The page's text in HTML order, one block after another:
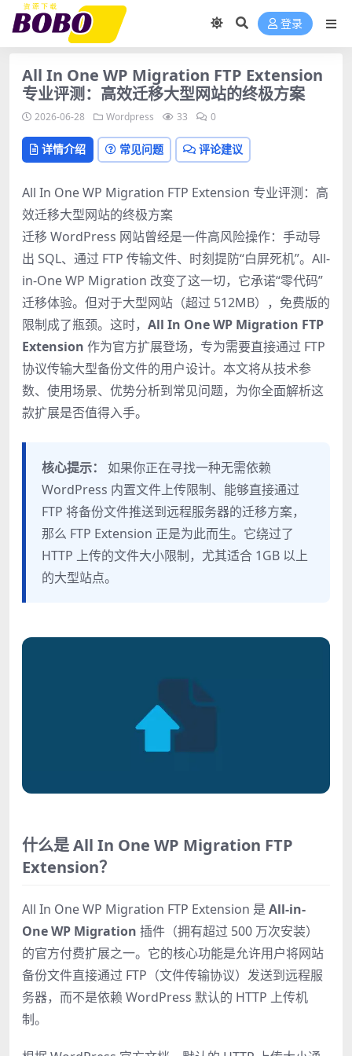
登录
All In One WP Migration FTP Extension
专业评测：高效迁移大型网站的终极方案
2026-06-28 Wordpress 33 0
详情介绍 常见问题 评论建议
All In One WP Migration FTP Extension 专业评测：高
效迁移大型网站的终极方案
迁移 WordPress 网站曾经是一件高风险操作：手动导
出 SQL、通过 FTP 传输文件、时刻提防“白屏死机”。All-
in-One WP Migration 改变了这一切，它承诺“零代码”
迁移体验。但对于大型网站（超过 512MB），免费版的
限制成了瓶颈。这时， All In One WP Migration FTP
Extension 作为官方扩展登场，专为需要直接通过 FTP
协议传输大型备份文件的用户设计。本文将从技术参
数、使用场景、优势分析到常见问题，为你全面解析这
款扩展是否值得入手。
核心提示：
如果你正在寻找一种无需依赖
WordPress 内置文件上传限制、能够直接通过
FTP 将备份文件推送到远程服务器的迁移方案，
那么 FTP Extension 正是为此而生。它绕过了
HTTP 上传的文件大小限制，尤其适合 1GB 以上
的大型站点。
什么是 All In One WP Migration FTP
Extension？
All In One WP Migration FTP Extension 是 All-in-
One WP Migration 插件（拥有超过 500 万次安装）
的官方付费扩展之一。它的核心功能是允许用户将网站
备份文件直接通过 FTP（文件传输协议）发送到远程服
务器，而不是依赖 WordPress 默认的 HTTP 上传机
制。